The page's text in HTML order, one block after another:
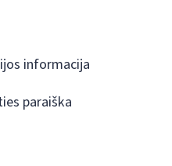
informacija
paraiška